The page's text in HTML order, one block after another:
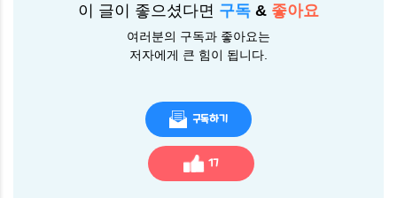
이 글이 좋으셨다면 구독 & 좋아요
여러분의 구독과 좋아요는
저자에게 큰 힘이 됩니다.
구독하기
17